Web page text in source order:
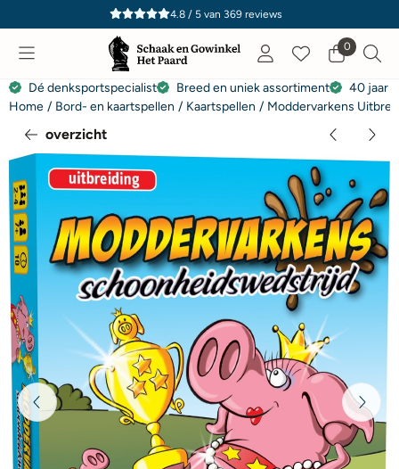
Cookievoorkeuren zijn momenteel gesloten.
4.8 / 5van 369reviews
0
Dé denksportspecialist Breed en uniek assortiment
40 jaar
Home / Bord- en kaartspellen / Kaartspellen / Moddervarkens
overzicht